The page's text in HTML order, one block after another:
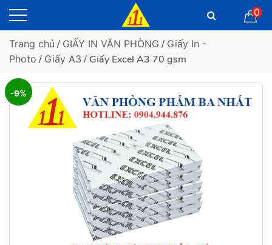
0
Trang chủ / GIẤY IN VĂN PHÒNG / Giấy In -
Photo / Giấy A3 / Giấy Excel A3 70 gsm
-9%